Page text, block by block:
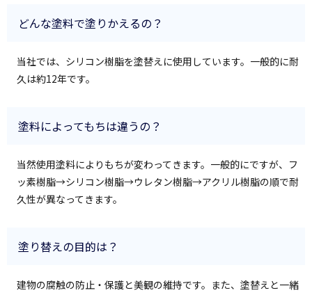
どんな塗料で塗りかえるの？
当社では、シリコン樹脂を塗替えに使用しています。一般的に耐
久は約12年です。
塗料によってもちは違うの？
当然使用塗料によりもちが変わってきます。一般的にですが、フ
ッ素樹脂→シリコン樹脂→ウレタン樹脂→アクリル樹脂の順で耐
久性が異なってきます。
塗り替えの目的は？
建物の腐触の防止・保護と美観の維持です。また、塗替えと一緒